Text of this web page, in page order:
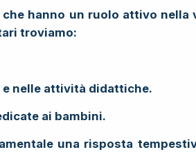
hanno un ruolo attivo nella
troviamo:
e nelle attività didattiche.
ai bambini.
una risposta